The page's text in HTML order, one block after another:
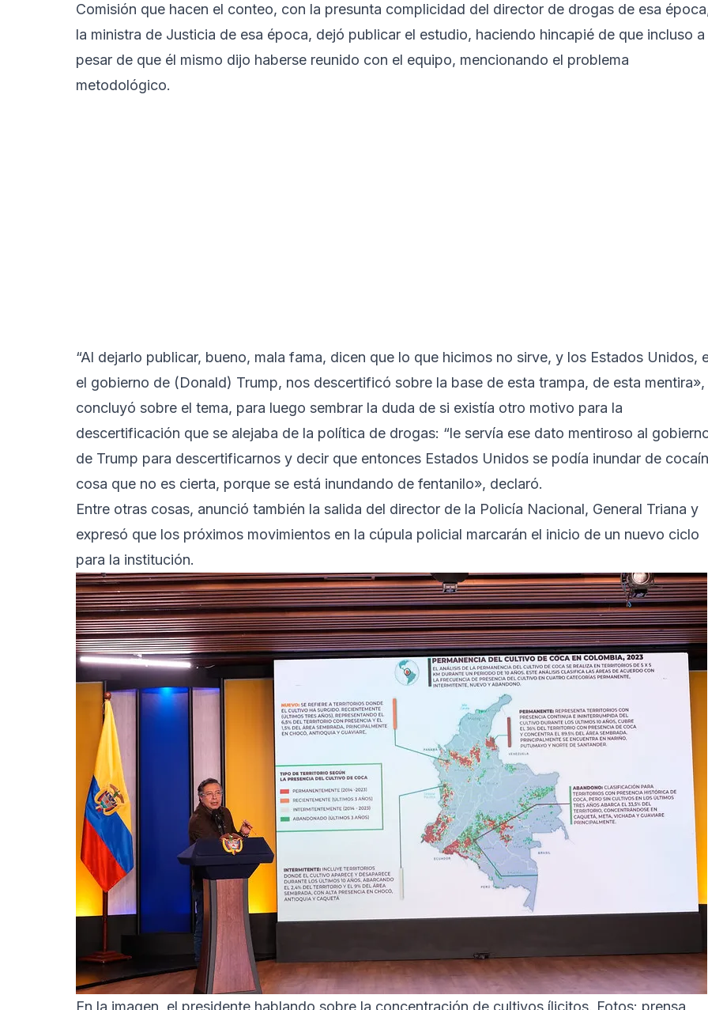
Comisión que hacen el conteo, con la presunta complicidad del director de drogas de esa
la ministra de Justicia de esa época, dejó publicar el estudio, haciendo hincapié de que incluso a
pesar de que él mismo dijo haberse reunido con el equipo, mencionando el problema
metodológico.
“Al dejarlo publicar, bueno, mala fama, dicen que lo que hicimos no sirve, y los Estados Unidos,
el gobierno de (Donald) Trump, nos descertificó sobre la base de esta trampa, de esta mentira»,
concluyó sobre el tema, para luego sembrar la duda de si existía otro motivo para la
descertificación que se alejaba de la política de drogas: “le servía ese dato mentiroso al
de Trump para descertificarnos y decir que entonces Estados Unidos se podía inundar de
cosa que no es cierta, porque se está inundando de fentanilo», declaró.
Entre otras cosas, anunció también la salida del director de la Policía Nacional, General Triana y
expresó que los próximos movimientos en la cúpula policial marcarán el inicio de un nuevo ciclo
para la institución.
En la imagen, el presidente hablando sobre la concentración de cultivos ílicitos. Fotos: prensa